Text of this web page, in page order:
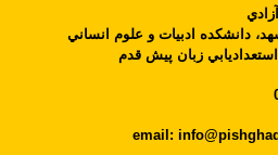
دانشکده ادبيات و علوم انساني
زبان پيش قدم
email: